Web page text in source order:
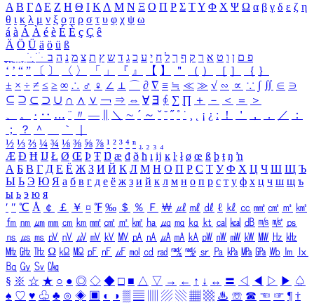
Α Β ΓΔ Ε Ζ Η Θ Ι ΚΛ Μ Ν Ξ Ο Π Ρ Σ ΤΥ Φ Χ Ψ Ω α β γ δ ε ζ η
θ ι κ λ μ ν ξ ο π ρ σ τ υ φ χ ψ ω
á à Á À é è É È ç Ç ê
Ä Ö Ü ä ö ü ß
ִֶֹ ֻּ ׁׂ פ ם ן ו ט א ר ק ף ך ל ח י ע כ ג ד ש ץ ת צ מ נ ה ב
‘ ’ “ ” 〔 〕 〈 〉 「 」 『 』 【 】 ＂ （ ） ［ ］ ｛ ｝
± × ÷ ≠ ≤ ≥ ∞ ∴ ♂ ♀ ∠ ⊥ ⌒ ∂ ∇ ≡ ≒ ≪ ≫ √ ∽ ∝ ∵ ∫ ∬ ∈ ∋
⊆ ⊇ ⊂ ⊃ ∪ ∩ ∧ ∨ ￢ ⇒ ⇔ ∀ ∃ ∮ ∑ ∏ ＋ － ＜ ＝
＞
、
。 · ‥ … ¨ 〃 ― ＼ ∼ ´ ～ ˇ ˘ ˝ ˚ ˙ ¸ ¡ ¿ ː ！ ＇ ， ． ／
：
；
？ ＾ ｀
½ ⅓ ⅔ ¼ ¾ ⅛ ⅜ ⅝ ⅞ ¹ ² ³ ⁴ ⁿ ₁ ₂ ₃ ₄
Æ Ð Ħ Ĳ Ł Ø Œ Þ Ŧ Ŋ æ đ ð ħ ı ĳ ĸ ŀ ł ø œ ß þ ŧ ŋ ŉ
А Б В Г Д Е Ё Ж З И Й К Л М Н О П Р С Т У Ф Х Ц Ч Ш Щ Ъ
Ы Ь Э Ю Я а б в г д е ё ж з и й к л м н о п р с т у ф х ц ч ш щ ъ
ы ь э ю я
′ ″ ℃ Å ￠ ￡ ￥ ¤ ℉ ‰ ＄ ％ Ｆ ￦ ㎕ ㎖ ㎗ ℓ ㎘ ㏄ ㎣ ㎤ ㎥ ㎦
㎙ ㎚ ㎛ ㎜ ㎝ ㎞ ㎟ ㎠ ㎡ ㎢ ㏊ ㎍ ㎎ ㎏ ㏏ ㎈ ㎉ ㏈ ㎧ ㎨ ㎰
㎱ ㎲ ㎳ ㎴ ㎵ ㎶ ㎷ ㎸ ㎹ ㎀ ㎁ ㎂ ㎃ ㎄ ㎺ ㎻ ㎽ ㎾ ㎿ ㎐ ㎑
㎒ ㎓ ㎔ Ω ㏀ ㏁ ㎊ ㎋ ㎌ ㏖ ㏅ ㎭ ㎮ ㎯ ㏛ ㎩ ㎪ ㎫ ㎬ ㏝ ㏐
㏓
㏃ ㏉ ㏜ ㏆
§ ※ ☆ ★ ○ ● ◎ ◇ ◆ □ ■ △ ▽ → ← ↑ ↓ ↔ 〓 ◁ ◀ ▷ ▶ ♤
♠ ♡ ♥ ♧ ♣ ⊙ ◈ ▣ ◐ ◑ ▒ ▤ ▨ ▧ ▦ ▩ ♨ ☏ ☎ ☜ ☞ ¶ †